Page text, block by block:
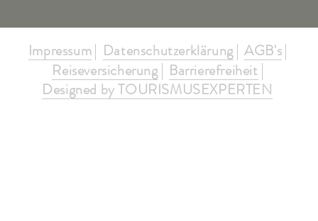
Impressum Datenschutzerklärung
AGB's
Reiseversicherung
Barrierefreiheit
Designed by TOURISMUSEXPERTEN